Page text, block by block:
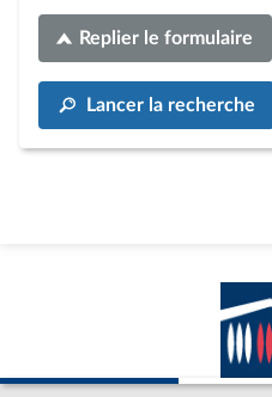
Replier le formulaire
Lancer la recherche